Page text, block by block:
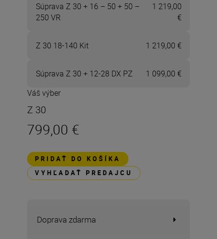
Súprava Z 30 + 16 – 50 + 50 –
250 VR
1 219,00
€
Z 30 18-140 Kit 1 219,00 €
Súprava Z 30 + 12-28 DX PZ
1 099,00 €
Váš výber
Z 30
799,00 €
PRIDAŤ DO KOŠÍKA
VYHĽADAŤ PREDAJCU
Doprava zdarma